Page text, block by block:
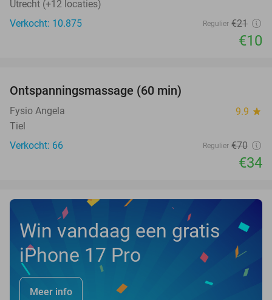
Utrecht (+12 locaties)
Verkocht: 10.875
Regulier €21
€10
Ontspanningsmassage (60 min)
Fysio Angela 9.9 star
Tiel
Verkocht: 66
Regulier €70
€34
Win vandaag een gratis
iPhone 17 Pro
Meer info